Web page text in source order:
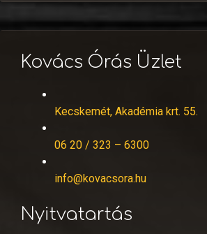
Kovács Órás Üzlet
Kecskemét, Akadémia krt. 55.
06 20 / 323 – 6300
info@kovacsora.hu
Nyitvatartás